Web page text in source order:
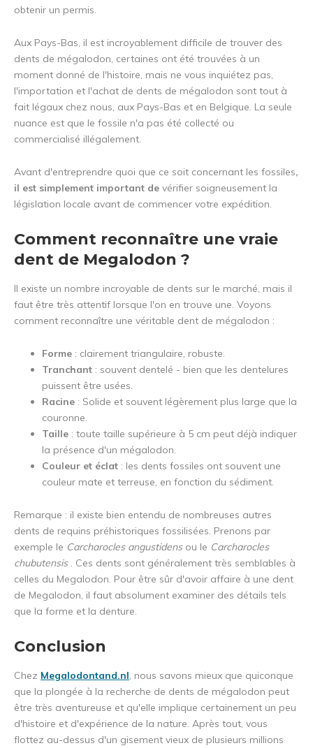
obtenir un permis.
Aux Pays-Bas, il est incroyablement difficile de trouver des
dents de mégalodon, certaines ont été trouvées à un
moment donné de l'histoire, mais ne vous inquiétez pas,
l'importation et l'achat de dents de mégalodon sont tout à
fait légaux chez nous, aux Pays-Bas et en Belgique. La seule
nuance est que le fossile n'a pas été collecté ou
commercialisé illégalement.
Avant d'entreprendre quoi que ce soit concernant les fossiles,
il est simplement important de vérifier soigneusement la
législation locale avant de commencer votre expédition.
Comment reconnaître une vraie
dent de Megalodon ?
Il existe un nombre incroyable de dents sur le marché, mais il
faut être très attentif lorsque l'on en trouve une. Voyons
comment reconnaître une véritable dent de mégalodon :
Forme : clairement triangulaire, robuste.
Tranchant : souvent dentelé - bien que les dentelures
puissent être usées.
Racine : Solide et souvent légèrement plus large que la
couronne.
Taille : toute taille supérieure à 5 cm peut déjà indiquer
la présence d'un mégalodon.
Couleur et éclat : les dents fossiles ont souvent une
couleur mate et terreuse, en fonction du sédiment.
Remarque : il existe bien entendu de nombreuses autres
dents de requins préhistoriques fossilisées. Prenons par
exemple le Carcharocles angustidens ou le Carcharocles
chubutensis. Ces dents sont généralement très semblables à
celles du Megalodon. Pour être sûr d'avoir affaire à une dent
de Megalodon, il faut absolument examiner des détails tels
que la forme et la denture.
Conclusion
Chez Megalodontand.nl, nous savons mieux que quiconque
que la plongée à la recherche de dents de mégalodon peut
être très aventureuse et qu'elle implique certainement un peu
d'histoire et d'expérience de la nature. Après tout, vous
flottez au-dessus d'un gisement vieux de plusieurs millions